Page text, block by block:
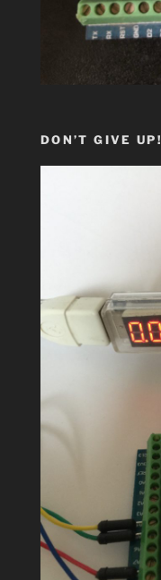
DON’T GIVE UP!